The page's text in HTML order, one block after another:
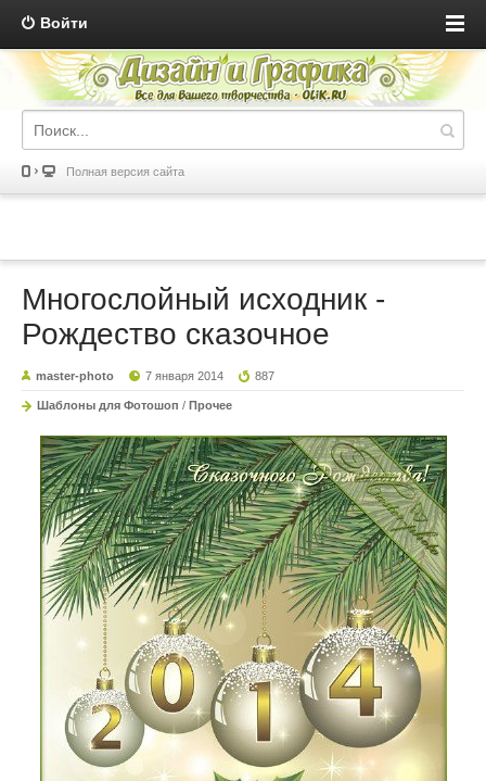
Войти
Полная версия сайта
Многослойный исходник -
Рождество сказочное
master-photo 7 января 2014 887
Шаблоны для Фотошоп / Прочее